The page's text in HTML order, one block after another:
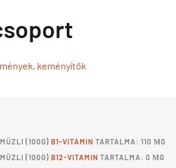
keményítők
(100G) B1-VITAMIN TARTALMA: 110 ΜG
(100G) B12-VITAMIN TARTALMA: 0 ΜG